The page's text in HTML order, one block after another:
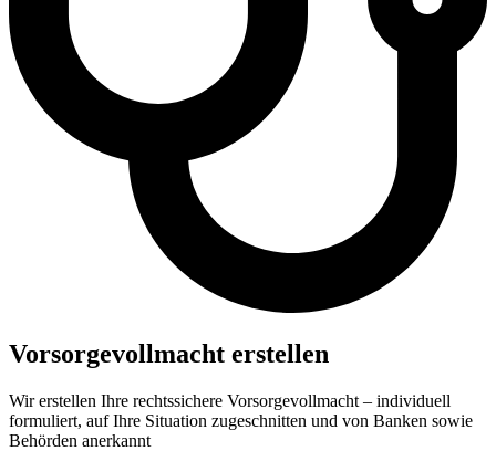
Vorsorgevollmacht erstellen
Wir erstellen Ihre rechtssichere Vorsorgevollmacht – individuell
formuliert, auf Ihre Situation zugeschnitten und von Banken sowie
Behörden anerkannt